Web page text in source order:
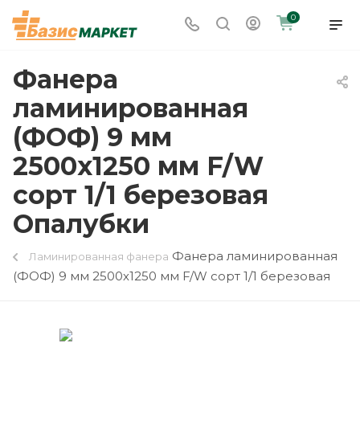
0
Фанера
ламинированная
(ФОФ) 9 мм
2500х1250 мм F/W
сорт 1/1 березовая
Опалубки
Ламинированная фанера Фанера ламинированная
(ФОФ) 9 мм 2500х1250 мм F/W сорт 1/1 березовая